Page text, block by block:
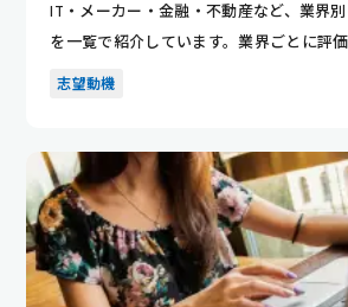
IT・メーカー・金融・不動産など、業界
を一覧で紹介しています。業界ごとに評
トが分かり...
志望動機